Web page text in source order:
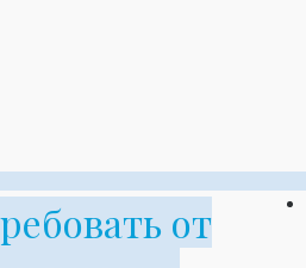
от